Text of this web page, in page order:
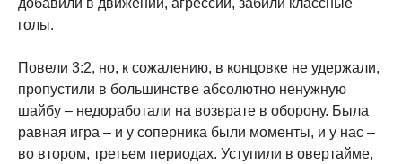
добавили в движении, агрессии, забили классные
голы.
Повели 3:2, но, к сожалению, в концовке не удержали,
пропустили в большинстве абсолютно ненужную
шайбу – недоработали на возврате в оборону. Была
равная игра – и у соперника были моменты, и у нас –
во втором, третьем периодах. Уступили в овертайме,